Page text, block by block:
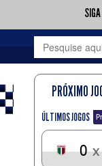
PRÓXIMO
ÚLTIMOS JOGOS
0 x